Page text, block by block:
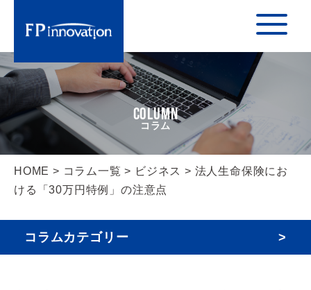
COLUMN
HOME > コラム一覧 > ビジネス > 法人生命保険にお
ける「30万円特例」の注意点
コラムカテゴリー